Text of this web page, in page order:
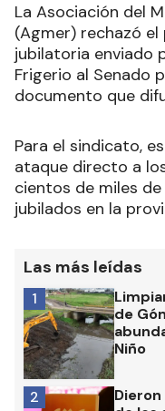
La Asociación del
(Agmer) rechazó
jubilatoria enviado
Frigerio al Senado
documento que
Para el sindicato,
ataque directo a
cientos de miles
jubilados en la
Las más leídas
de
Niño
1
2